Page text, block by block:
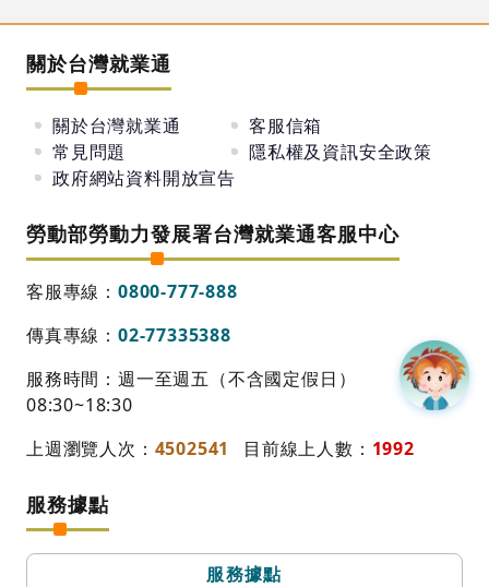
關於台灣就業通
關於台灣就業通
客服信箱
常見問題
隱私權及資訊安全政策
政府網站資料開放宣告
勞動部勞動力發展署台灣就業通客服中心
客服專線： 0800-777-888
傳真專線： 02-77335388
服務時間：週一至週五（不含國定假日）
08:30~18:30
上週瀏覽人次： 4502541 目前線上人數： 1992
服務據點
服務據點